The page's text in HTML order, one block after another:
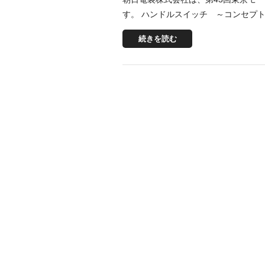
す。 ハンドルスイッチ ～コンセプ
続きを読む